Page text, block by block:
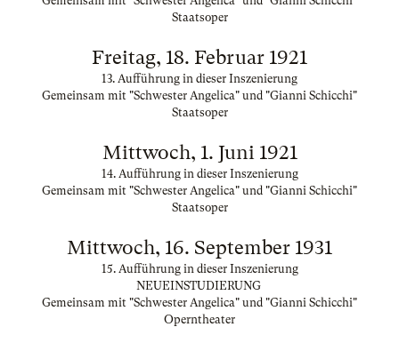
Staatsoper
Freitag, 18. Februar 1921
13. Aufführung in dieser Inszenierung
Gemeinsam mit "Schwester Angelica" und "Gianni Schicchi"
Staatsoper
Mittwoch, 1. Juni 1921
14. Aufführung in dieser Inszenierung
Gemeinsam mit "Schwester Angelica" und "Gianni Schicchi"
Staatsoper
Mittwoch, 16. September 1931
15. Aufführung in dieser Inszenierung
NEUEINSTUDIERUNG
Gemeinsam mit "Schwester Angelica" und "Gianni Schicchi"
Operntheater